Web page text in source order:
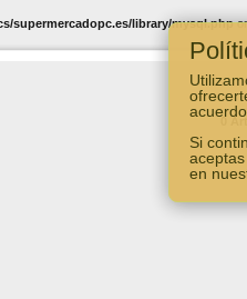
Si
en
supermercadopc.es/library/mysql.php
0